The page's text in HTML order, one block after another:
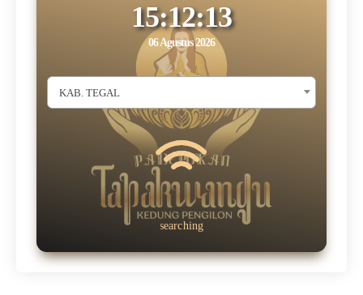
15:12:14
06 Agustus 2026
KAB. TEGAL